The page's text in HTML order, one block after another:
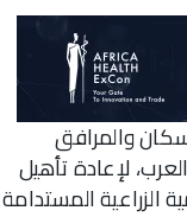
والمرافق
لإعادة تأهيل
الزراعية المستدامة